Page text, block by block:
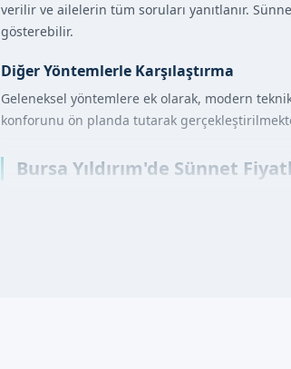
verilir ve ailelerin tüm soruları yanıtlanır.
gösterebilir.
Diğer Yöntemlerle Karşılaştırma
Geleneksel yöntemlere ek olarak, modern
konforunu ön planda tutarak
Bursa Yıldırım'de Sünnet
İlk olarak, çocuk ve aile ile bir ön